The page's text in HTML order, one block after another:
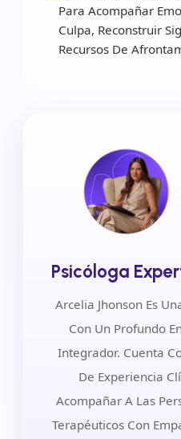
Para Acompañar
Culpa, Reconstruir
Recursos De
Psicóloga
Arcelia Jhonson Es
Con Un Profundo
Integrador. Cuenta
De Experiencia
Acompañar A Las
Terapéuticos Con